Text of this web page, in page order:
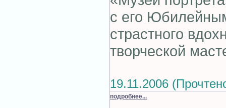
с его
страстного
творческой
19.11.2006
подробнее...